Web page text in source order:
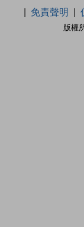
版權
免責聲明